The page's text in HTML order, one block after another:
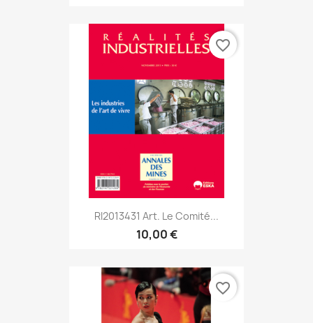
RI2013431 Art. Le Comité...
10,00 €
favorite_border
favorite_border